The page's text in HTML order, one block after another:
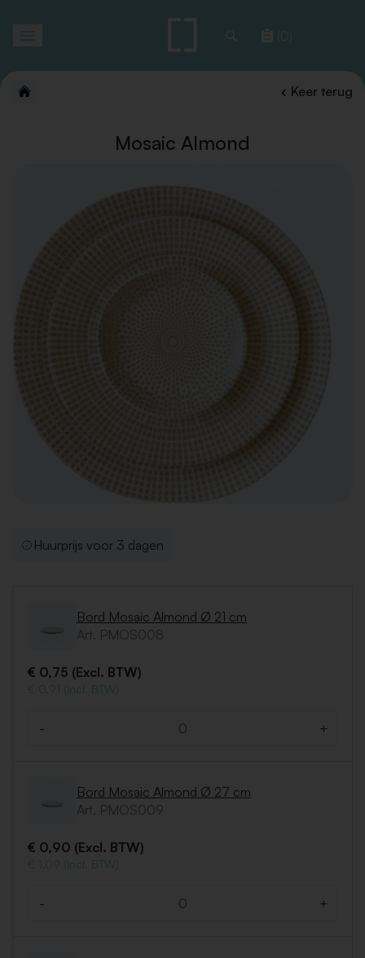
(0)
Keer terug
Mosaic Almond
Huurprijs voor 3 dagen
Bord Mosaic Almond Ø 21 cm
Art. PMOS008
€ 0,75 (Excl. BTW)
€ 0,91 (Incl. BTW)
- +
Bord Mosaic Almond Ø 27 cm
Art. PMOS009
€ 0,90 (Excl. BTW)
€ 1,09 (Incl. BTW)
- +